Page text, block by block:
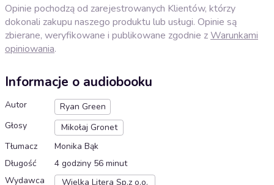
Opinie pochodzą od zarejestrowanych Klientów, którzy
dokonali zakupu naszego produktu lub usługi. Opinie są
zbierane, weryfikowane i publikowane zgodnie zWarunkami
opiniowania.
Informacje o audiobooku
Autor
Ryan Green
Głosy
Mikołaj Gronet
Tłumacz
Monika Bąk
Długość
4 godziny 56 minut
Wydawca
Wielka Litera Sp.z o.o.